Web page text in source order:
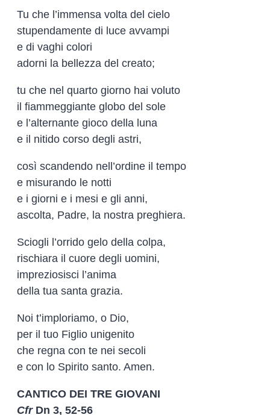
Tu che l’immensa volta del cielo
stupendamente di luce avvampi
e di vaghi colori
adorni la bellezza del creato;
tu che nel quarto giorno hai voluto
il fiammeggiante globo del sole
e l’alternante gioco della luna
e il nitido corso degli astri,
così scandendo nell’ordine il tempo
e misurando le notti
e i giorni e i mesi e gli anni,
ascolta, Padre, la nostra preghiera.
Sciogli l’orrido gelo della colpa,
rischiara il cuore degli uomini,
impreziosisci l’anima
della tua santa grazia.
Noi t’imploriamo, o Dio,
per il tuo Figlio unigenito
che regna con te nei secoli
e con lo Spirito santo. Amen.
CANTICO DEI TRE GIOVANI
Cfr Dn 3, 52-56